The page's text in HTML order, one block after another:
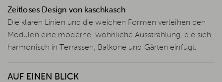
Zeitloses Design von kaschkasch
Die klaren Linien und die weichen Formen verleihen den
Modulen eine moderne, wohnliche Ausstrahlung, die sich
harmonisch in Terrassen, Balkone und Gärten einfügt.
AUF EINEN BLICK